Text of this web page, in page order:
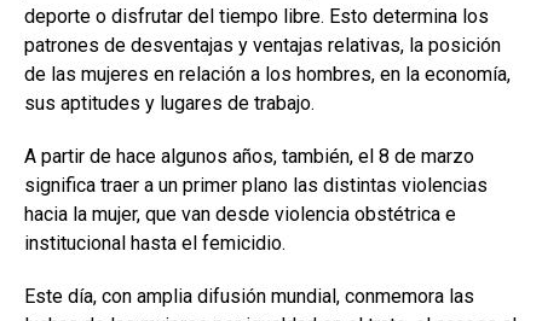
deporte o disfrutar del tiempo libre. Esto determina los
patrones de desventajas y ventajas relativas, la posición
de las mujeres en relación a los hombres, en la economía,
sus aptitudes y lugares de trabajo.
A partir de hace algunos años, también, el 8 de marzo
significa traer a un primer plano las distintas violencias
hacia la mujer, que van desde violencia obstétrica e
institucional hasta el femicidio.
Este día, con amplia difusión mundial, conmemora las